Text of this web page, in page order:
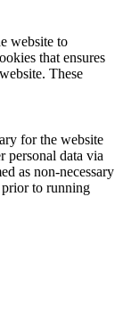
website to
that ensures
These
for the website
personal data via
as non-necessary
prior to running